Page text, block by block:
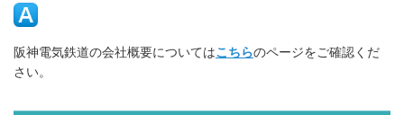
阪神電気鉄道の会社概要についてはこちらのページをご確認くだ
さい。